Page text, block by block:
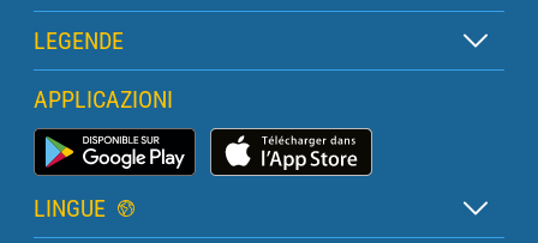
Abbonamento Zen
Abbonamento Boa
Abbonamento Traversata
Abbonamento Faro
LEGENDE
Legenda delle mappe
Legenda dei pittogrammi
Glossario
APPLICAZIONI
App Meteo Marina
LINGUE